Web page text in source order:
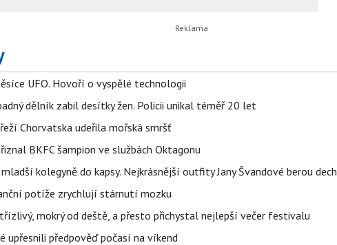
UFO. Hovoří o vyspělé technologii
dělník zabil desítky žen. Policii unikal téměř 20 let
Chorvatska udeřila mořská smršť
BKFC šampion ve službách Oktagonu
kolegyně do kapsy. Nejkrásnější outfity Jany Švandové berou dech
potíže zrychlují stárnutí mozku
mokrý od deště, a přesto přichystal nejlepší večer festivalu
upřesnili předpověď počasí na víkend